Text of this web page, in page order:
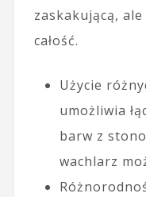
zaskakującą,
całość.
Użycie
umożliwia
barw z
wachlarz